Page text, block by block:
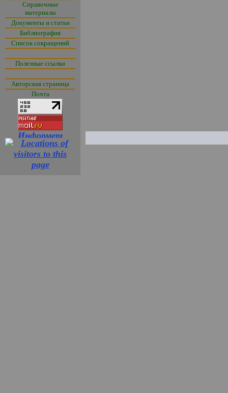
Справочные
материалы
Документы и статьи
Библиография
Список сокращений
Полезные ссылки
Авторская страница
Почта